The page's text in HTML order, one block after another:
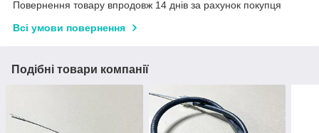
Повернення товару впродовж 14 днів за рахунок покупця
Всі умови повернення
Подібні товари компанії